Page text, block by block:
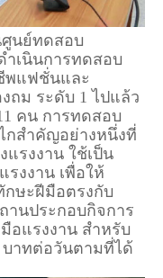
นย์ทดสอบ
เนินการทดสอบ
พแฟชั่นและ
ถม ระดับ 1 ไปแล้ว
คน การทดสอบ
กสำคัญอย่างหนึ่งที่
รงงาน ใช้เป็น
งงาน เพื่อให้
กษะฝีมือตรงกับ
านประกอบกิจการ
อแรงงาน สำหรับ
บาทต่อวันตามที่ได้